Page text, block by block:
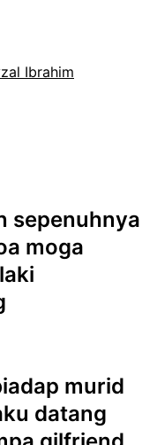
Ibrahim
sepenuhnya
moga
murid
datang